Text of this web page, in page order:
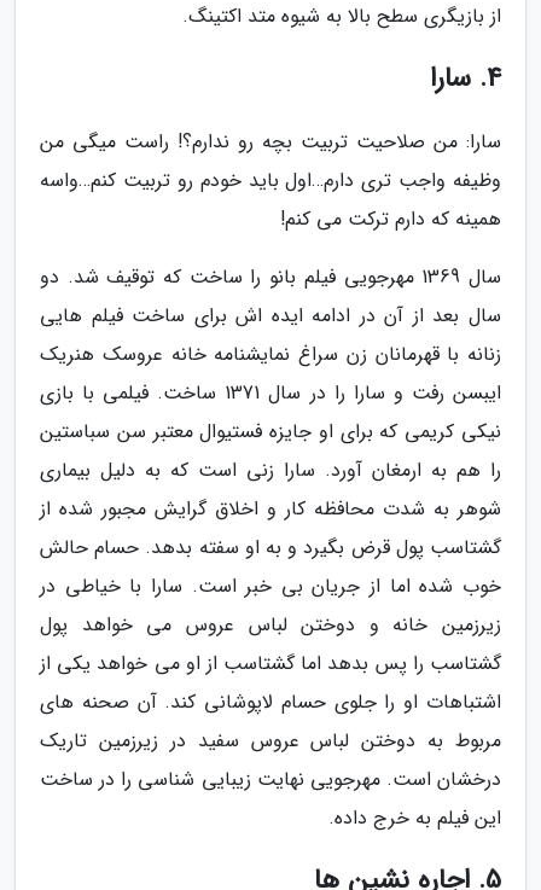
از بازیگری سطح بالا به شیوه متد اکتینگ.
4. سارا
سارا: من صلاحیت تربیت بچه رو ندارم؟! راست میگی من
وظیفه واجب تری دارم…اول باید خودم رو تربیت کنم…واسه
همینه که دارم ترکت می کنم!
سال 1369 مهرجویی فیلم بانو را ساخت که توقیف شد. دو
سال بعد از آن در ادامه ایده اش برای ساخت فیلم هایی
زنانه با قهرمانان زن سراغ نمایشنامه خانه عروسک هنریک
ایبسن رفت و سارا را در سال 1371 ساخت. فیلمی با بازی
نیکی کریمی که برای او جایزه فستیوال معتبر سن سباستین
را هم به ارمغان آورد. سارا زنی است که به دلیل بیماری
شوهر به شدت محافظه کار و اخلاق گرایش مجبور شده از
گشتاسب پول قرض بگیرد و به او سفته بدهد. حسام حالش
خوب شده اما از جریان بی خبر است. سارا با خیاطی در
زیرزمین خانه و دوختن لباس عروس می خواهد پول
گشتاسب را پس بدهد اما گشتاسب از او می خواهد یکی از
اشتباهات او را جلوی حسام لاپوشانی کند. آن صحنه های
مربوط به دوختن لباس عروس سفید در زیرزمین تاریک
درخشان است. مهرجویی نهایت زیبایی شناسی را در ساخت
این فیلم به خرج داده.
5. اجاره نشین ها